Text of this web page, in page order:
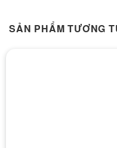
SẢN PHẨM TƯƠNG